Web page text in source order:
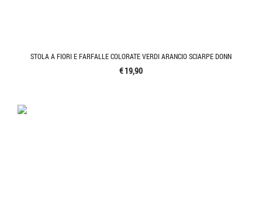
STOLA A FIORI E FARFALLE COLORATE VERDI ARANCIO SCIARPE DONN
€ 19,90